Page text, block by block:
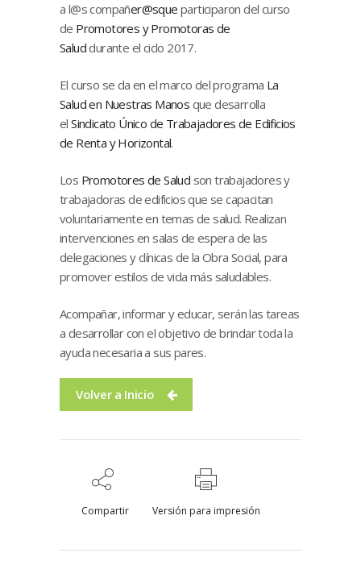
a l@s compañer@sque participaron del curso
de Promotores y Promotoras de
Saluddurante el ciclo 2017.
El curso se da en el marco del programa La
Salud en Nuestras Manos que desarrolla
elSindicato Único de Trabajadores de Edificios
de Renta y Horizontal.
Los Promotores de Salud son trabajadores y
trabajadoras de edificios que se capacitan
voluntariamente en temas de salud. Realizan
intervenciones en salas de espera de las
delegaciones y clínicas de la Obra Social, para
promover estilos de vida más saludables.
Acompañar, informar y educar, serán las tareas
a desarrollar con el objetivo de brindar toda la
ayuda necesaria a sus pares.
Volver a Inicio
Compartir Versión para impresión